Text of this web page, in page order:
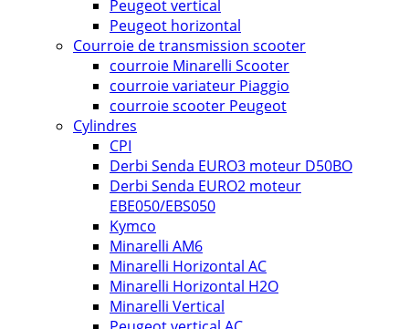
Peugeot vertical
Peugeot horizontal
Courroie de transmission scooter
courroie Minarelli Scooter
courroie variateur Piaggio
courroie scooter Peugeot
Cylindres
CPI
Derbi Senda EURO3 moteur D50BO
Derbi Senda EURO2 moteur
EBE050/EBS050
Kymco
Minarelli AM6
Minarelli Horizontal AC
Minarelli Horizontal H2O
Minarelli Vertical